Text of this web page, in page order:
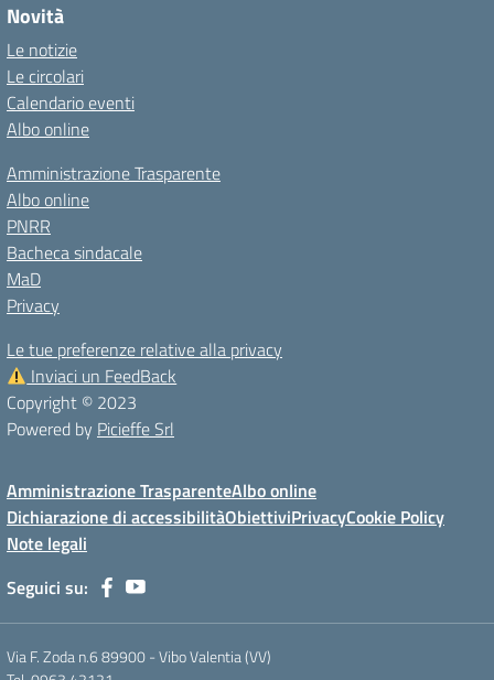
Novità
Le notizie
Le circolari
Calendario eventi
Albo online
Amministrazione Trasparente
Albo online
PNRR
Bacheca sindacale
MaD
Privacy
Le tue preferenze relative alla privacy
Inviaci un FeedBack
Copyright © 2023
Powered by Picieffe Srl
Amministrazione TrasparenteAlbo online
Dichiarazione di accessibilitàObiettiviPrivacyCookie Policy
Note legali
Seguici su:
Via F. Zoda n.6 89900 - Vibo Valentia (VV)